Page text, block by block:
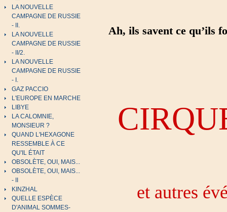
LA NOUVELLE
CAMPAGNE DE RUSSIE
- II.
LA NOUVELLE
CAMPAGNE DE RUSSIE
- II/2.
LA NOUVELLE
CAMPAGNE DE RUSSIE
- I.
GAZ PACCIO
L'EUROPE EN MARCHE
LIBYE
LA CALOMNIE,
MONSIEUR ?
QUAND L'HEXAGONE
RESSEMBLE À CE
QU'IL ÉTAIT
OBSOLÈTE, OUI, MAIS...
OBSOLÈTE, OUI, MAIS...
- II
KINZHAL
QUELLE ESPÈCE
D'ANIMAL SOMMES-
Ah, ils savent ce qu’ils
et autres